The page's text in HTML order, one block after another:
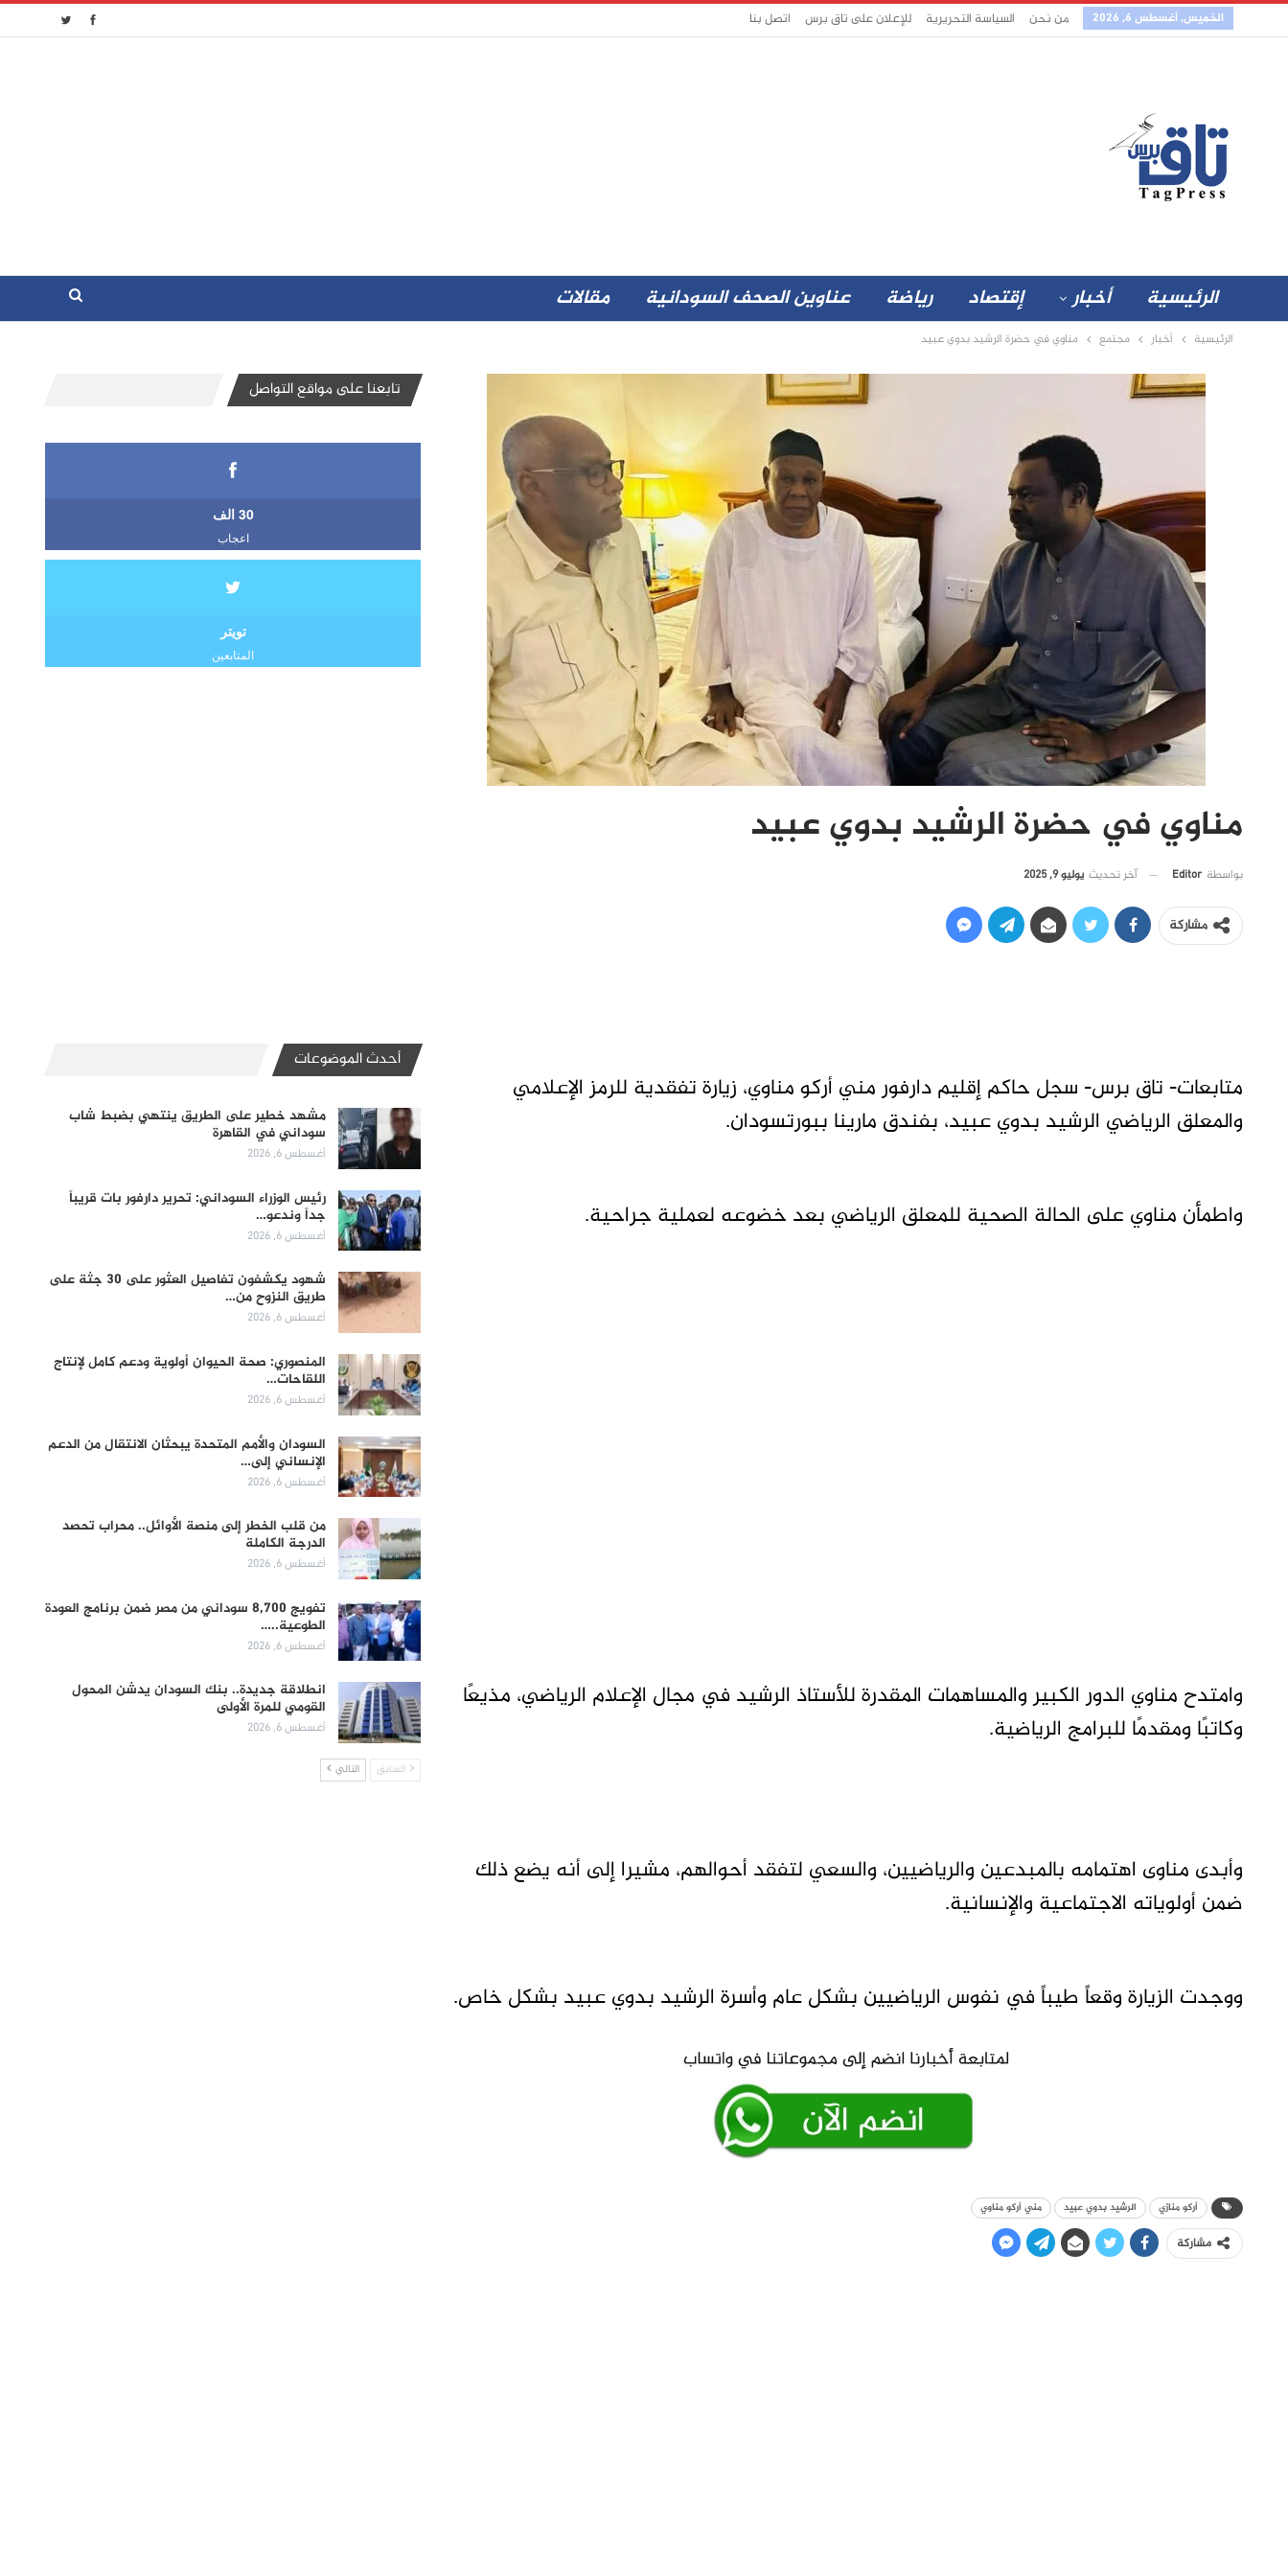
الخميس, أغسطس 6, 2026 من نحن السياسة التحريرية للإعلان على تاق برس اتصل بنا
الرئيسية أخبار إقتصاد رياضة عناوين الصحف السودانية مقالات
الرئيسية أخبار مجتمع مناوي في حضرة الرشيد بدوي عبيد
مناوي في حضرة الرشيد بدوي عبيد
بواسطة Editor آخر تحديث يوليو 9, 2025
مشاركة
متابعات- تاق برس- سجل حاكم إقليم دارفور مني أركو مناوي، زيارة تفقدية للرمز الإعلامي
والمعلق الرياضي الرشيد بدوي عبيد، بفندق مارينا ببورتسودان.
واطمأن مناوي على الحالة الصحية للمعلق الرياضي بعد خضوعه لعملية جراحية.
وامتدح مناوي الدور الكبير والمساهمات المقدرة للأستاذ الرشيد في مجال الإعلام الرياضي، مذيعًا
وكاتبًا ومقدمًا للبرامج الرياضية.
وأبدى مناوى اهتمامه بالمبدعين والرياضيين، والسعي لتفقد أحوالهم، مشيرا إلى أنه يضع ذلك
ضمن أولوياته الاجتماعية والإنسانية.
ووجدت الزيارة وقعاً طيباً في نفوس الرياضيين بشكل عام وأسرة الرشيد بدوي عبيد بشكل خاص.
أركو منازي الرشيد بدوي عبيد مني أركو مناوي
مشاركة
تابعنا على مواقع التواصل
30 الف
اعجاب
تويتر
المتابعين
أحدث الموضوعات
مشهد خطير على الطريق ينتهي بضبط شاب
سوداني في القاهرة
أغسطس 6, 2026
رئيس الوزراء السوداني: تحرير دارفور بات قريباً
جداً وندعو…
أغسطس 6, 2026
شهود يكشفون تفاصيل العثور على 30 جثة على
طريق النزوح من…
أغسطس 6, 2026
المنصوري: صحة الحيوان أولوية ودعم كامل لإنتاج
اللقاحات…
أغسطس 6, 2026
السودان والأمم المتحدة يبحثان الانتقال من الدعم
الإنساني إلى…
أغسطس 6, 2026
من قلب الخطر إلى منصة الأوائل.. محراب تحصد
الدرجة الكاملة
أغسطس 6, 2026
تفويج 8,700 سوداني من مصر ضمن برنامج العودة
الطوعية..…
أغسطس 6, 2026
انطلاقة جديدة.. بنك السودان يدشن المحول
القومي للمرة الأولى
أغسطس 6, 2026
السابق التالي